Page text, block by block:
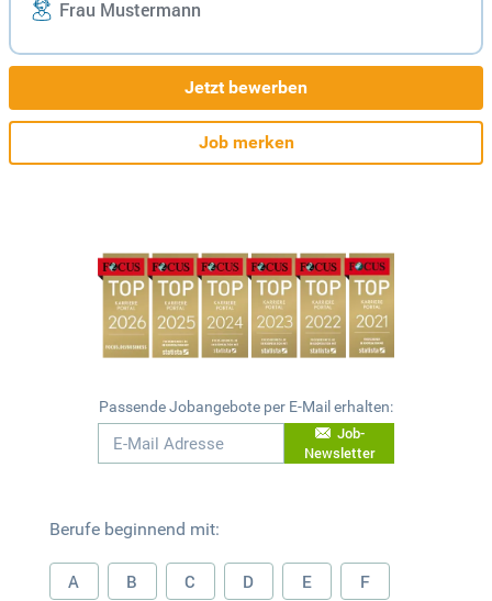
Frau Mustermann
Jetzt bewerben
Job merken
Passende Jobangebote per E-Mail erhalten:
Job-
Newsletter
Berufe beginnend mit:
A B C D E F